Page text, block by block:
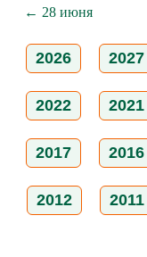
← 28 июня
2026 2027
2022 2021
2017 2016
2012 2011